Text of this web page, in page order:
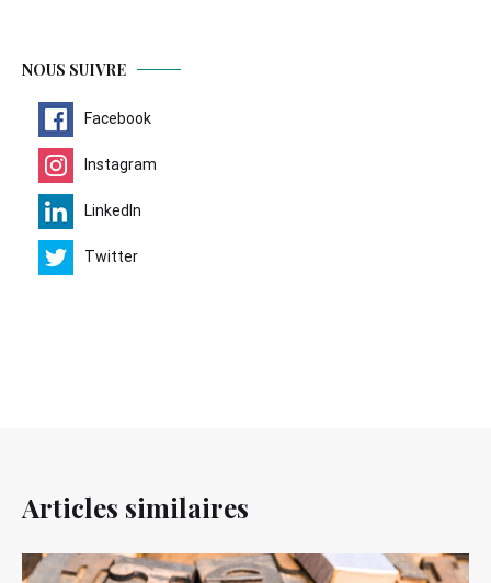
NOUS SUIVRE
Facebook
Instagram
LinkedIn
Twitter
Articles similaires